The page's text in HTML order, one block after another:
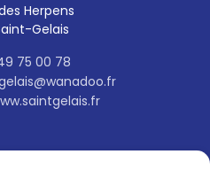
Herpens
Gelais
75 00 78
VigiEau
à satisfaire
de